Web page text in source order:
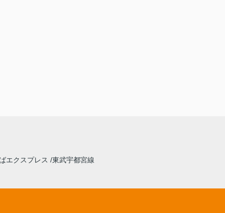
エクスプレス 東武宇都宮線